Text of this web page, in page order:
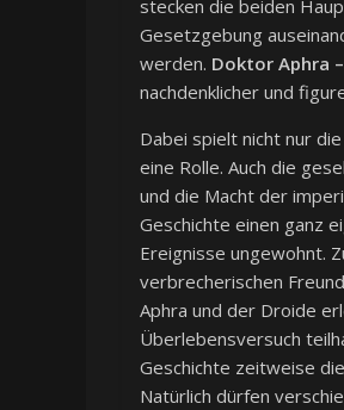
stecken die beiden
Gesetzgebung
werden. Doktor Aphra
nachdenklicher und
Dabei spielt nicht nur
eine Rolle. Auch die
und die Macht der
Geschichte einen ganz
Ereignisse ungewohnt.
verbrecherischen
Aphra und der Droide
Überlebensversuch
Geschichte zeitweise
Natürlich dürfen